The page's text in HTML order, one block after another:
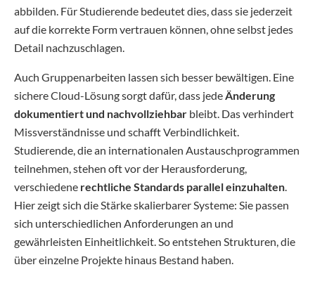
abbilden. Für Studierende bedeutet dies, dass sie jederzeit
auf die korrekte Form vertrauen können, ohne selbst jedes
Detail nachzuschlagen.
Auch Gruppenarbeiten lassen sich besser bewältigen. Eine
sichere Cloud-Lösung sorgt dafür, dass jedeÄnderung
dokumentiert und nachvollziehbar bleibt. Das verhindert
Missverständnisse und schafft Verbindlichkeit.
Studierende, die an internationalen Austauschprogrammen
teilnehmen, stehen oft vor der Herausforderung,
verschiedene rechtliche Standards parallel einzuhalten.
Hier zeigt sich die Stärke skalierbarer Systeme: Sie passen
sich unterschiedlichen Anforderungen an und
gewährleisten Einheitlichkeit. So entstehen Strukturen, die
über einzelne Projekte hinaus Bestand haben.